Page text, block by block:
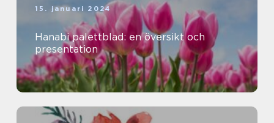
15. januari 2024
Hanabi palettblad: en översikt och
presentation